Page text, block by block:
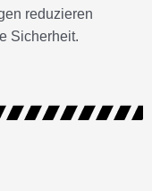
reduzieren
Sicherheit.